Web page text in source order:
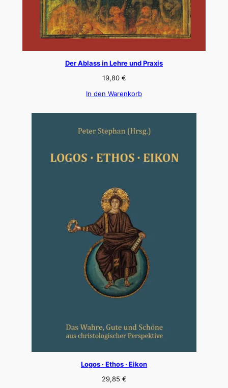
Der Ablass in Lehre und Praxis
19,80 €
In den Warenkorb
Logos · Ethos · Eikon
29,85 €